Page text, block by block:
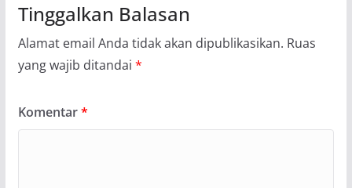
Tinggalkan Balasan
Alamat email Anda tidak akan dipublikasikan. Ruas
yang wajib ditandai *
Komentar*